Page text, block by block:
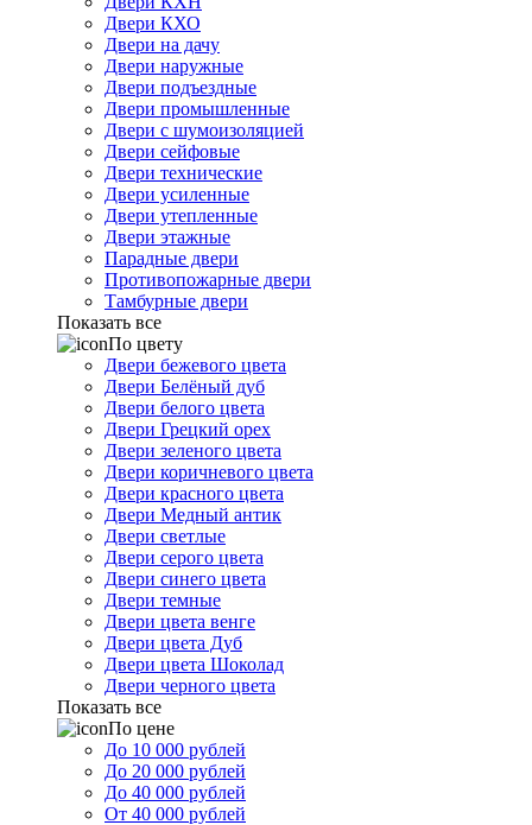
Двери КХО
Двери на дачу
Двери наружные
Двери подъездные
Двери промышленные
Двери с шумоизоляцией
Двери сейфовые
Двери технические
Двери усиленные
Двери утепленные
Двери этажные
Парадные двери
Противопожарные двери
Тамбурные двери
Показать все
По цвету
Двери бежевого цвета
Двери Белёный дуб
Двери белого цвета
Двери Грецкий орех
Двери зеленого цвета
Двери коричневого цвета
Двери красного цвета
Двери Медный антик
Двери светлые
Двери серого цвета
Двери синего цвета
Двери темные
Двери цвета венге
Двери цвета Дуб
Двери цвета Шоколад
Двери черного цвета
Показать все
По цене
До 10 000 рублей
До 20 000 рублей
До 40 000 рублей
От 40 000 рублей